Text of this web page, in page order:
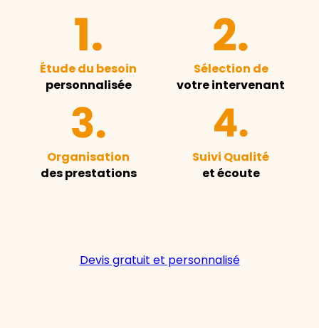
Étude du besoin
personnalisée
Sélection de
votre intervenant
Organisation
des prestations
Suivi Qualité
et écoute
Devis gratuit et personnalisé